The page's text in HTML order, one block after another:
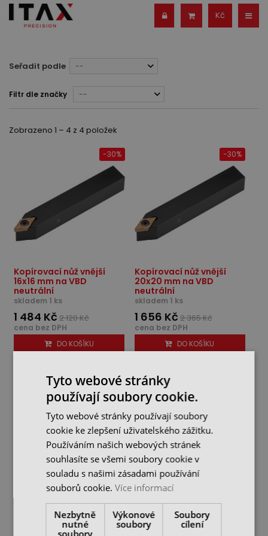
Kč
Seřadit podle --
Filtr dle značky --
Zobrazeno 1 – 4 z 4 položek
Kopírovací nůž vnější
16x16 mm na VBD
neutrální
skladem 1 ks
1 484 Kč 2 120 Kč
-30%
cena bez DPH
DO KOŠÍKU
Kopírovací nůž vnější
20x20 mm na VBD
neutrální
skladem 1 ks
1 656 Kč 2 365 Kč
-30%
cena bez DPH
DO KOŠÍKU
Kopírovací nůž vnější
20x20 mm na VBD
Kopírovací nůž vnější
25x25 mm na VBD
neutrální
Tyto webové stránky
používají soubory cookie.
Tyto webové stránky používají soubory
cookie ke zlepšení uživatelského zážitku.
Používáním našich webových stránek
souhlasíte se všemi soubory cookie v
souladu s našimi zásadami používání
souborů cookie.Více informací
Nezbytně
nutné
soubory
Výkonové
soubory
Soubory
cílení